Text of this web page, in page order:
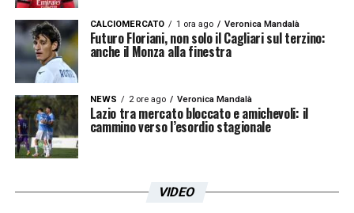
CALCIOMERCATO 1 ora ago Veronica Mandalà
Futuro Floriani, non solo il Cagliari sul terzino:
anche il Monza alla finestra
NEWS 2 ore ago Veronica Mandalà
Lazio tra mercato bloccato e amichevoli: il
cammino verso l’esordio stagionale
VIDEO